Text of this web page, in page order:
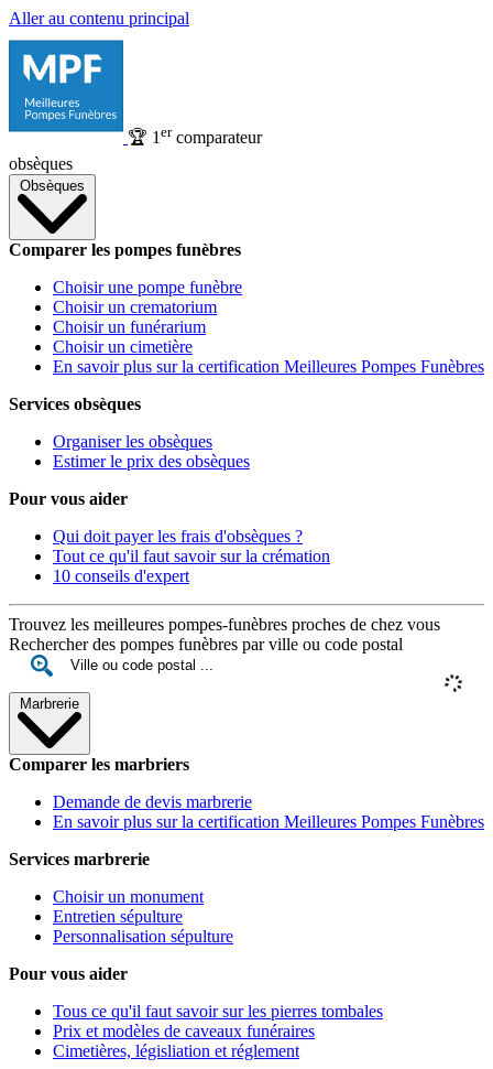
Aller au contenu principal
🏆 1 ercomparateur
obsèques
Obsèques
Comparer les pompes funèbres
Choisir une pompe funèbre
Choisir un crematorium
Choisir un funérarium
Choisir un cimetière
En savoir plus sur la certification Meilleures Pompes Funèbres
Services obsèques
Organiser les obsèques
Estimer le prix des obsèques
Pour vous aider
Qui doit payer les frais d'obsèques ?
Tout ce qu'il faut savoir sur la crémation
10 conseils d'expert
Trouvez les meilleures pompes-funèbres proches de chez vous
Rechercher des pompes funèbres par ville ou code postal
Marbrerie
Comparer les marbriers
Demande de devis marbrerie
En savoir plus sur la certification Meilleures Pompes Funèbres
Services marbrerie
Choisir un monument
Entretien sépulture
Personnalisation sépulture
Pour vous aider
Tous ce qu'il faut savoir sur les pierres tombales
Prix et modèles de caveaux funéraires
Cimetières, législiation et réglement